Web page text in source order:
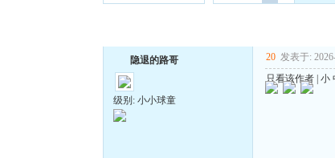
隐退的路哥
级别: 小小球童
20 发表于:
只看该作者| 小